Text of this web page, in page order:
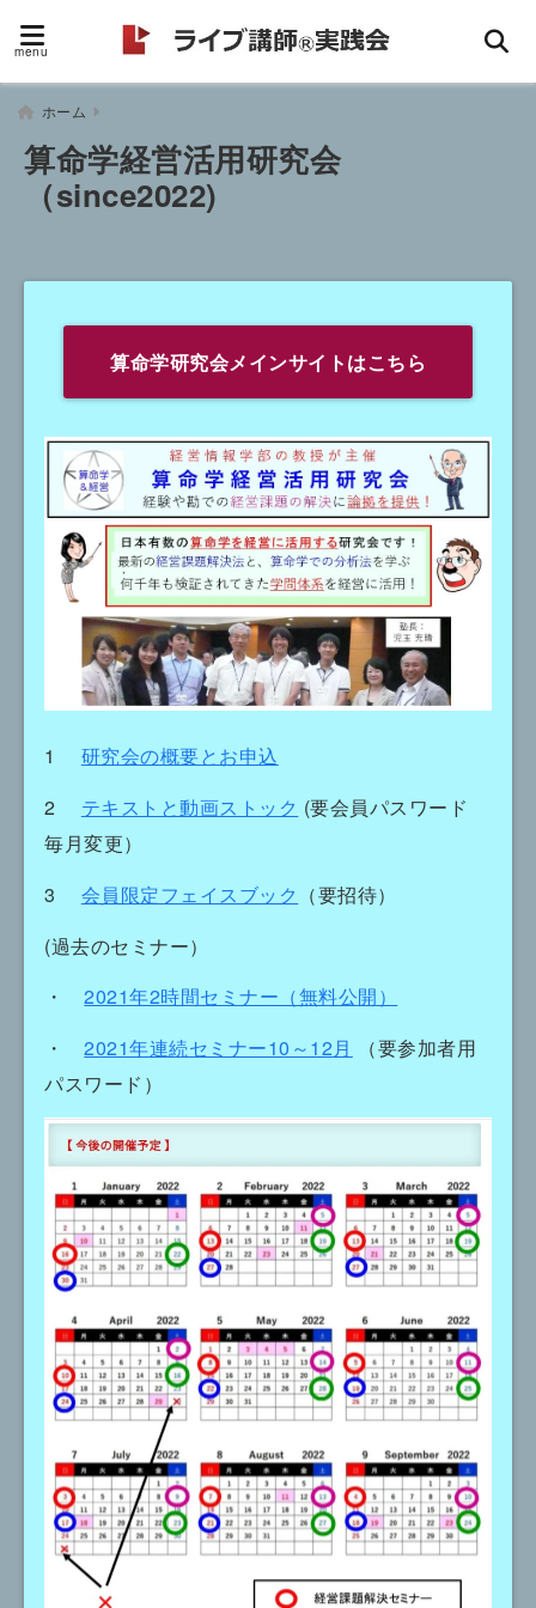
menu
ホーム
算命学経営活用研究会
（since2022)
算命学研究会メインサイトはこちら
1 研究会の概要とお申込
2 テキストと動画ストック (要会員パスワード
毎月変更）
3 会員限定フェイスブック （要招待）
(過去のセミナー）
・2021年2時間セミナー（無料公開）
・2021年連続セミナー10～12月
（要参加者用
パスワード）